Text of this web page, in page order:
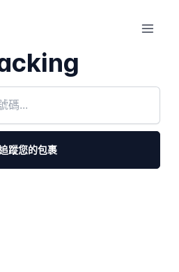
蹤您的包裹